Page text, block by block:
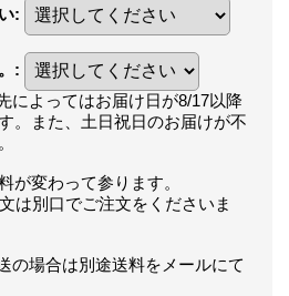
:
:
によってはお届け日が8/17以降
。また、土日祝日のお届けが不
変わって参ります。
は別口でご注文をくださいま
の場合は別途送料をメールにて